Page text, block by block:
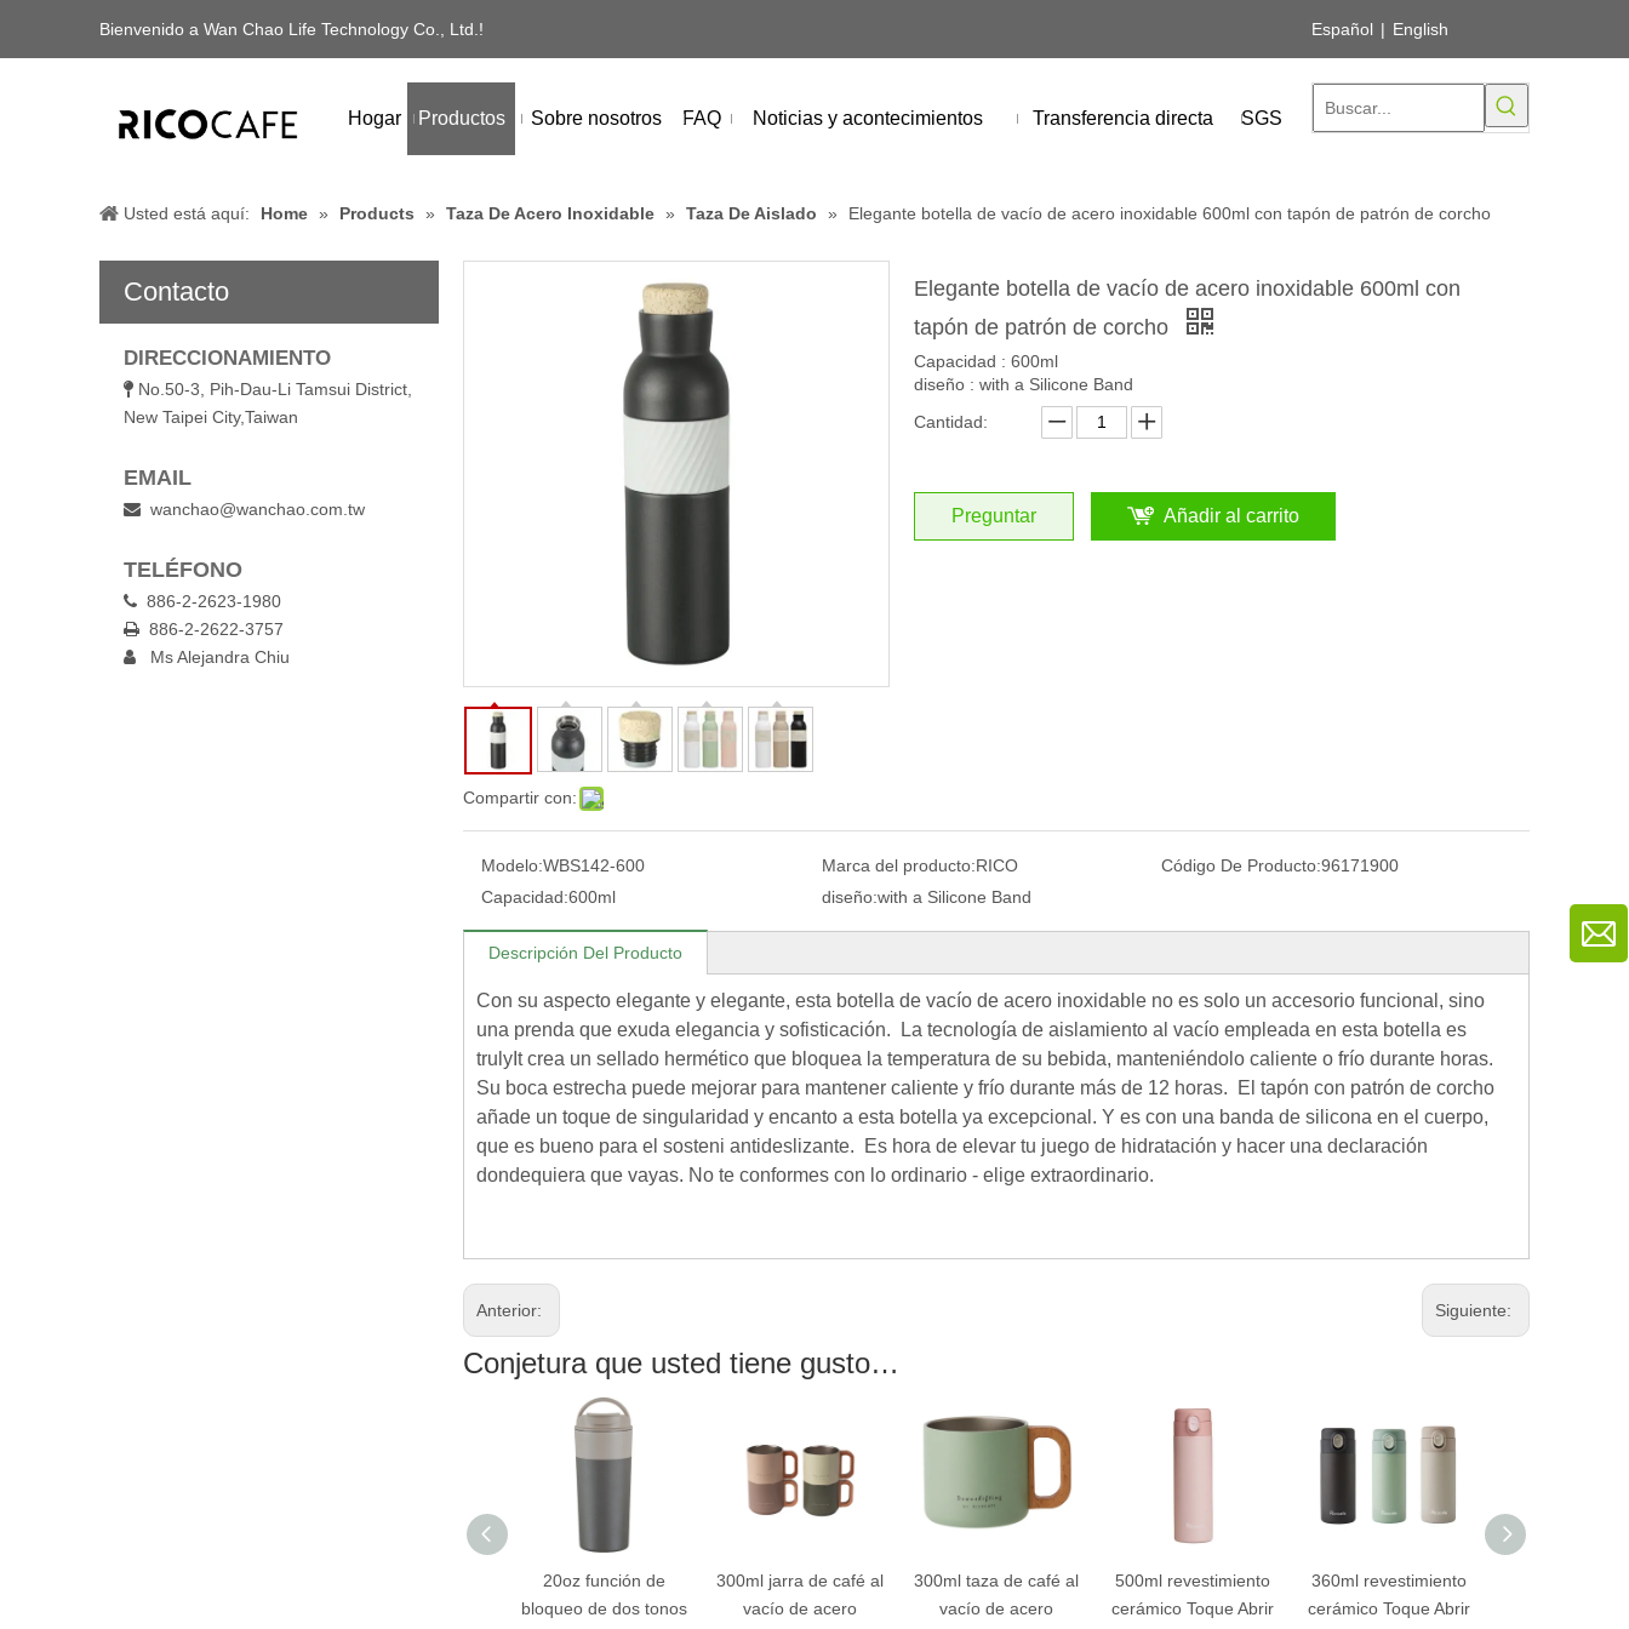
Bienvenido a Wan Chao Life Technology Co., Ltd.! Español | English
Hogar Productos Sobre nosotros FAQ Noticias y acontecimientos Transferencia directa SGS
Usted está aquí: Home » Products » Taza De Acero Inoxidable » Taza De Aislado » Elegante botella de vacío de acero inoxidable 600ml con tapón de patrón de corcho
Contacto
DIRECCIONAMIENTO
 No.50-3, Pih-Dau-Li Tamsui District,
New Taipei City,Taiwan
EMAIL
 wanchao@wanchao.com.tw
TELÉFONO
 886-2-2623-1980
 886-2-2622-3757
 Ms Alejandra Chiu
Compartir con:
Elegante botella de vacío de acero inoxidable 600ml con
tapón de patrón de corcho
Capacidad : 600ml
diseño : with a Silicone Band
Cantidad:
Preguntar Añadir al carrito
Modelo:WBS142-600 Marca del producto:RICO Código De Producto:96171900
Capacidad:600ml diseño:with a Silicone Band
Descripción Del Producto
Con su aspecto elegante y elegante, esta botella de vacío de acero inoxidable no es solo un accesorio funcional, sino
una prenda que exuda elegancia y sofisticación. La tecnología de aislamiento al vacío empleada en esta botella es
trulyIt crea un sellado hermético que bloquea la temperatura de su bebida, manteniéndolo caliente o frío durante horas.
Su boca estrecha puede mejorar para mantener caliente y frío durante más de 12 horas. El tapón con patrón de corcho
añade un toque de singularidad y encanto a esta botella ya excepcional. Y es con una banda de silicona en el cuerpo,
que es bueno para el sosteni antideslizante. Es hora de elevar tu juego de hidratación y hacer una declaración
dondequiera que vayas. No te conformes con lo ordinario - elige extraordinario.
Anterior: Siguiente:
Conjetura que usted tiene gusto…
20oz función de
bloqueo de dos tonos
300ml jarra de café al
vacío de acero
300ml taza de café al
vacío de acero
500ml revestimiento
cerámico Toque Abrir
360ml revestimiento
cerámico Toque Abrir